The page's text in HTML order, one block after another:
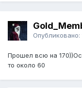
Опубликовано:
Прошел всю на
то около 60